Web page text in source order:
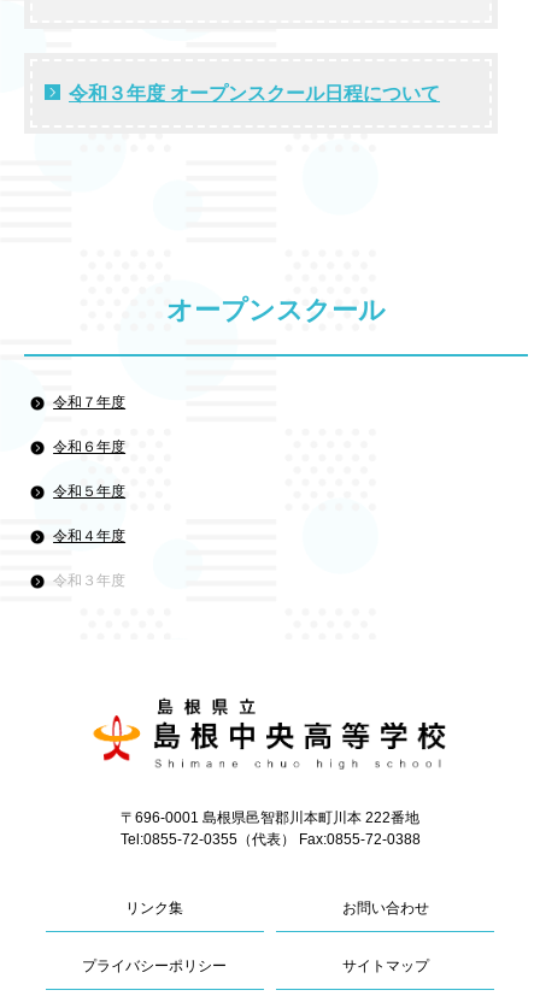
令和３年度 オープンスクール日程について
オープンスクール
令和７年度
令和６年度
令和５年度
令和４年度
令和３年度
〒696-0001 島根県邑智郡川本町川本 222番地
Tel:0855-72-0355（代表） Fax:0855-72-0388
リンク集 お問い合わせ
プライバシーポリシー サイトマップ